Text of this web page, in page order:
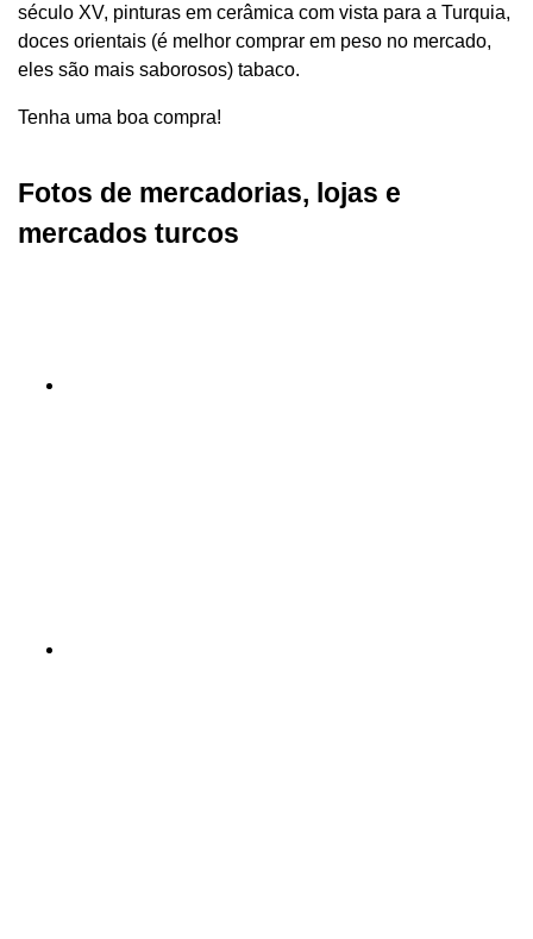
século XV, pinturas em cerâmica com vista para a Turquia,
doces orientais (é melhor comprar em peso no mercado,
eles são mais saborosos) tabaco.
Tenha uma boa compra!
Fotos de mercadorias, lojas e
mercados turcos